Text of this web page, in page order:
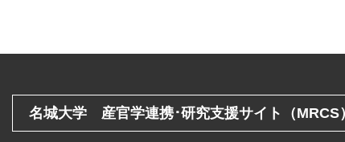
名城大学 産官学連携･研究支援サイト（MRCS